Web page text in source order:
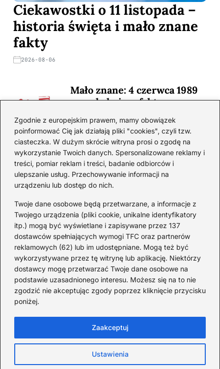
Zgodnie z europejskim prawem, mamy obowiązek
poinformować Cię jak działają pliki "cookies", czyli tzw.
ciasteczka. W dużym skrócie witryna prosi o zgodę na
wykorzystanie Twoich danych. Spersonalizowane reklamy i
treści, pomiar reklam i treści, badanie odbiorców i
ulepszanie usług. Przechowywanie informacji na
urządzeniu lub dostęp do nich.
Twoje dane osobowe będą przetwarzane, a informacje z
Twojego urządzenia (pliki cookie, unikalne identyfikatory
itp.) mogą być wyświetlane i zapisywane przez 137
dostawców spełniających wymogi TFC oraz partnerów
reklamowych (62) lub im udostępniane. Mogą też być
wykorzystywane przez tę witrynę lub aplikację. Niektórzy
dostawcy mogę przetwarzać Twoje dane osobowe na
podstawie uzasadnionego interesu. Możesz się na to nie
zgodzić nie akceptując zgody poprzez kliknięcie przycisku
poniżej.
Ustawienia
Zaakceptuj
Ciekawostki o 11 listopada –
historia święta i mało znane
fakty
2026-08-06
Mało znane: 4 czerwca 1989
— zaskakujące fakty
2026-08-03
Ciekawostki o 1. wojnie
światowej — mało znane
fakty i historie
2026-08-02
Zaskakujące ciekawostki o
Krzysztofie Kolumbie
2026-07-20
Mało znane ciekawostki o
Wisławie Szymborskiej
2026-07-16
Zaskakujące ciekawostki o
2026-07-15
Strona główna Polityka Cookies Prywatność Kontakt